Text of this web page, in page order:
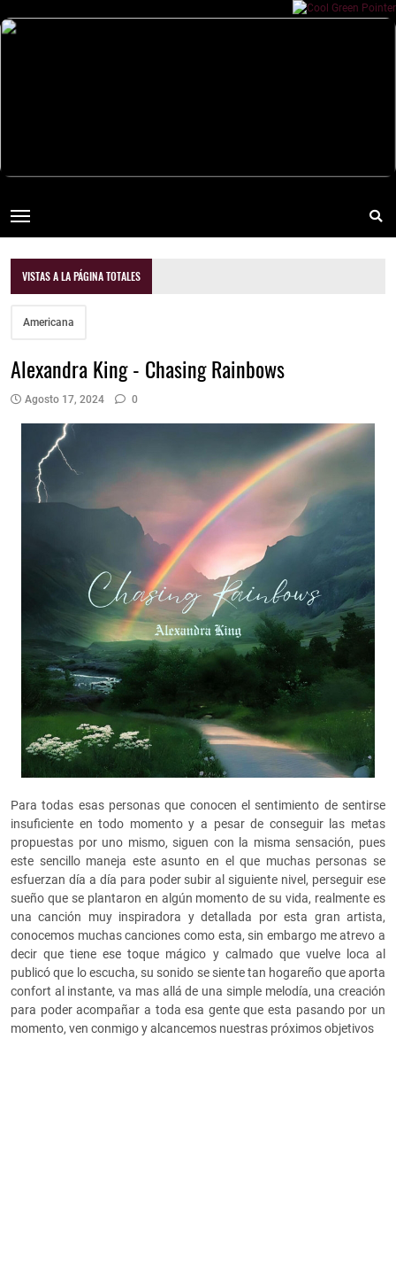
VISTAS A LA PÁGINA TOTALES
Americana
Alexandra King - Chasing Rainbows
Agosto 17, 2024 0
Para todas esas personas que conocen el sentimiento de sentirse
insuficiente en todo momento y a pesar de conseguir las metas
propuestas por uno mismo, siguen con la misma sensación, pues
este sencillo maneja este asunto en el que muchas personas se
esfuerzan día a día para poder subir al siguiente nivel, perseguir ese
sueño que se plantaron en algún momento de su vida, realmente es
una canción muy inspiradora y detallada por esta gran artista,
conocemos muchas canciones como esta, sin embargo me atrevo a
decir que tiene ese toque mágico y calmado que vuelve loca al
publicó que lo escucha, su sonido se siente tan hogareño que aporta
confort al instante, va mas allá de una simple melodía, una creación
para poder acompañar a toda esa gente que esta pasando por un
momento, ven conmigo y alcancemos nuestras próximos objetivos